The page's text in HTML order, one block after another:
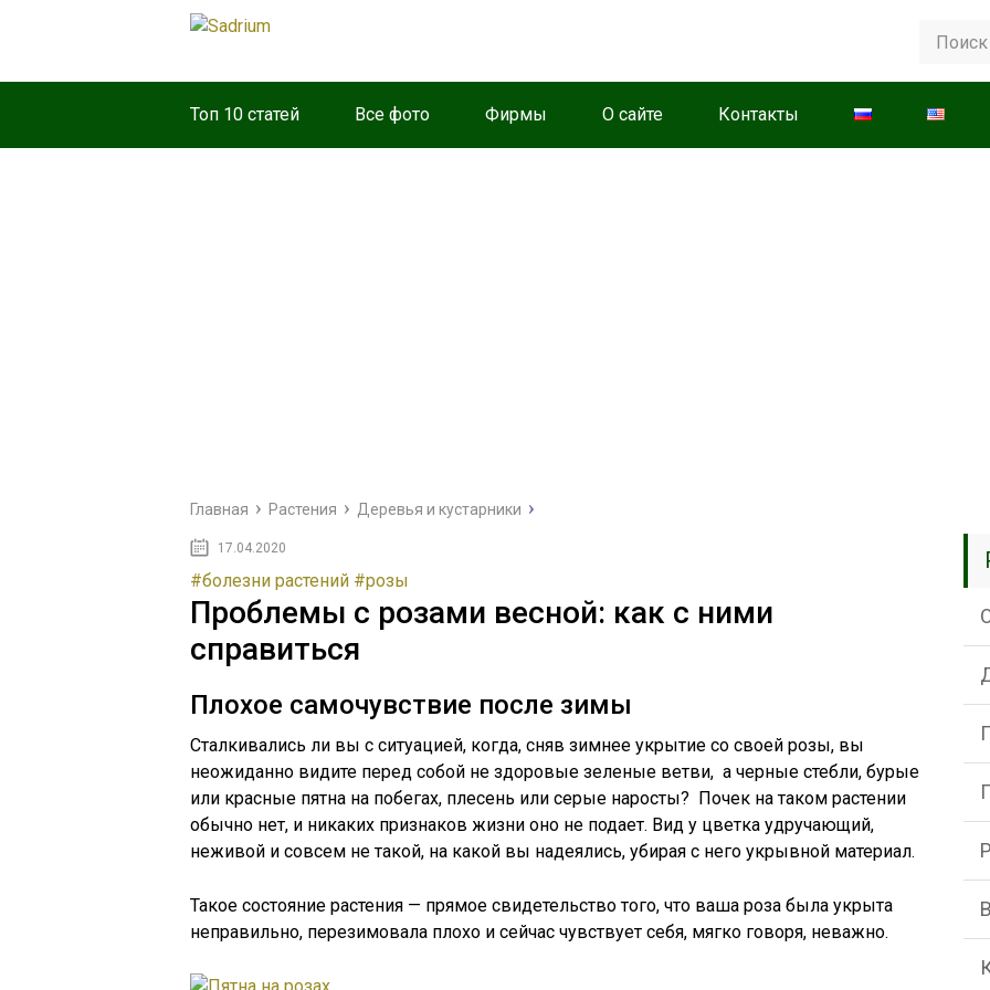
Топ 10 статей Все фото Фирмы О сайте Контакты
Главная Растения Деревья и кустарники
17.04.2020
#болезни растений #розы
Проблемы с розами весной: как с ними
справиться
Плохое самочувствие после зимы
Сталкивались ли вы с ситуацией, когда, сняв зимнее укрытие со своей розы, вы
неожиданно видите перед собой не здоровые зеленые ветви, а черные стебли, бурые
или красные пятна на побегах, плесень или серые наросты? Почек на таком растении
обычно нет, и никаких признаков жизни оно не подает. Вид у цветка удручающий,
неживой и совсем не такой, на какой вы надеялись, убирая с него укрывной материал.
Такое состояние растения — прямое свидетельство того, что ваша роза была укрыта
неправильно, перезимовала плохо и сейчас чувствует себя, мягко говоря, неважно.